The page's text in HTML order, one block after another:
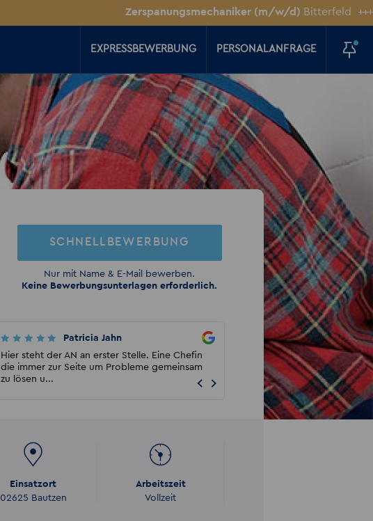
Zerspanungsmechaniker (m/w/d)Bitterfeld +++
EXPRESSBEWERBUNG PERSONALANFRAGE
SCHNELLBEWERBUNG
Nur mit Name & E-Mail bewerben.
Keine Bewerbungsunterlagen erforderlich.
Patricia Jahn
Hier steht der AN an erster Stelle. Eine Chefin
die immer zur Seite um Probleme gemeinsam
zu lösen u...
Kathrin Böhme
Absolut empfehlenswert!
Förster möchte ich an dieser Stelle
hervorheben. Dank seiner...
Einsatzort
02625 Bautzen
Arbeitszeit
Vollzeit